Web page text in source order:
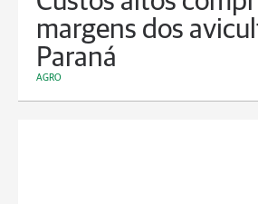
margens dos
Paraná
AGRO